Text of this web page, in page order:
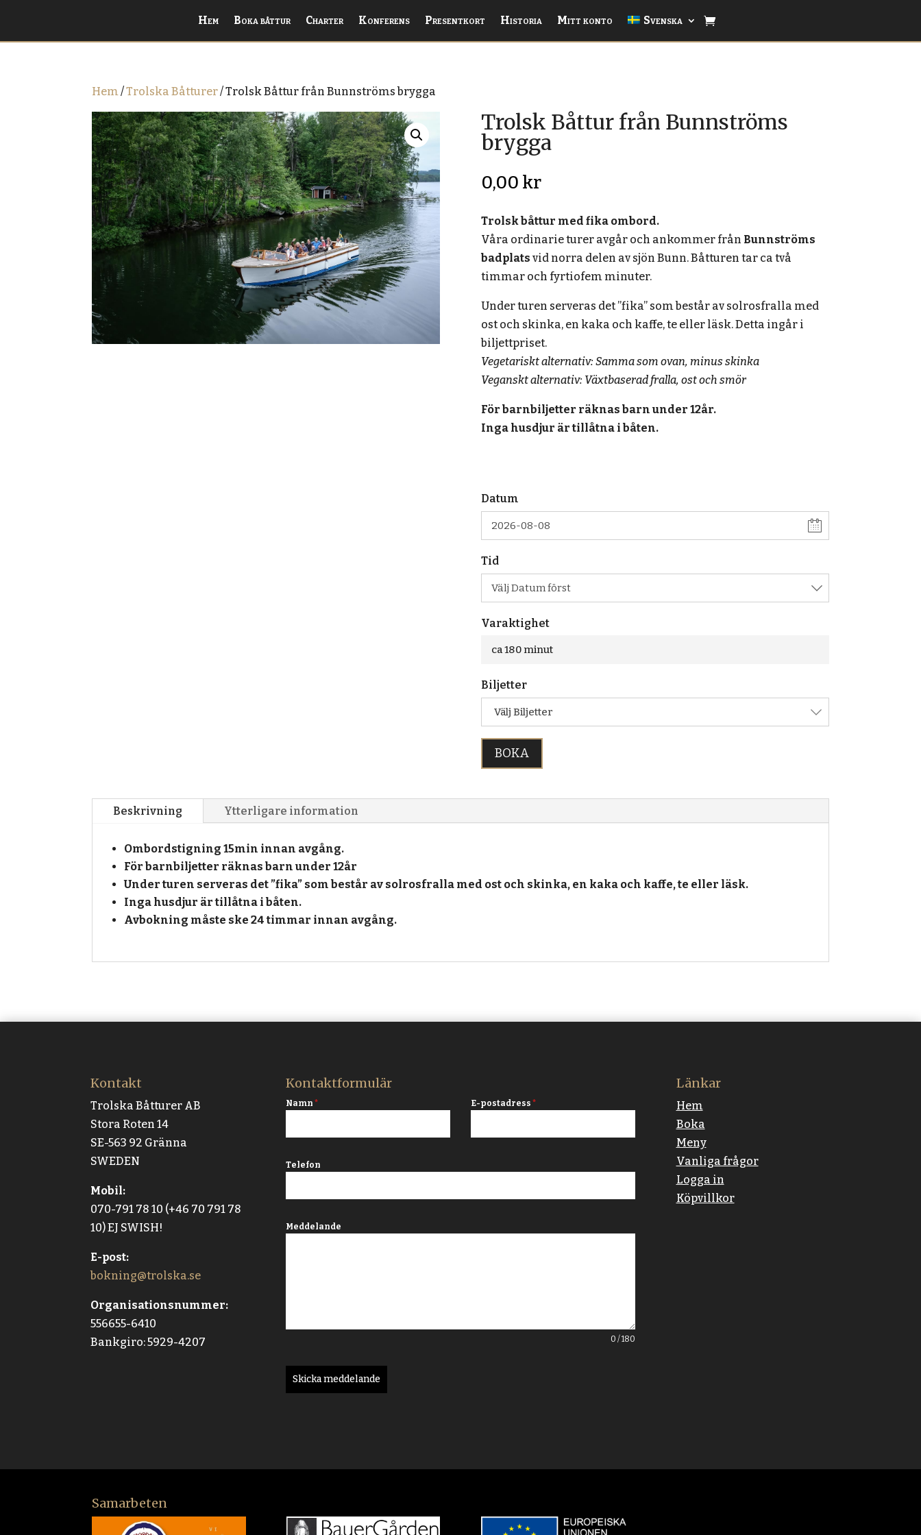
Hem Boka båttur Charter Konferens Presentkort Historia Mitt konto Svenska
Hem/Trolska Båtturer/ Trolsk Båttur från Bunnströms brygga
Trolsk Båttur från Bunnströms
brygga
0,00 kr
Trolsk båttur med fika ombord.
Våra ordinarie turer avgår och ankommer från Bunnströms
badplats vid norra delen av sjön Bunn. Båtturen tar ca två
timmar och fyrtiofem minuter.
Under turen serveras det ”fika” som består av solrosfralla med
ost och skinka, en kaka och kaffe, te eller läsk. Detta ingår i
biljettpriset.
Vegetariskt alternativ: Samma som ovan, minus skinka
Veganskt alternativ: Växtbaserad fralla, ost och smör
För barnbiljetter räknas barn under 12år.
Inga husdjur är tillåtna i båten.
Datum
Tid
Varaktighet
ca 180 minut
Biljetter
Välj Biljetter
BOKA
Beskrivning Ytterligare information
Ombordstigning 15min innan avgång.
För barnbiljetter räknas barn under 12år
Under turen serveras det ”fika” som består av solrosfralla med ost och skinka, en kaka och kaffe, te eller läsk.
Inga husdjur är tillåtna i båten.
Avbokning måste ske 24 timmar innan avgång.
Kontakt
Trolska Båtturer AB
Stora Roten 14
SE-563 92 Gränna
SWEDEN
Mobil:
070-791 78 10 (+46 70 791 78
10) EJ SWISH!
E-post:
bokning@trolska.se
Organisationsnummer:
556655-6410
Bankgiro: 5929-4207
Kontaktformulär
Namn * E-postadress *
Telefon
Meddelande
0 / 180
Skicka meddelande
Länkar
Hem
Boka
Meny
Vanliga frågor
Logga in
Köpvillkor
Samarbeten